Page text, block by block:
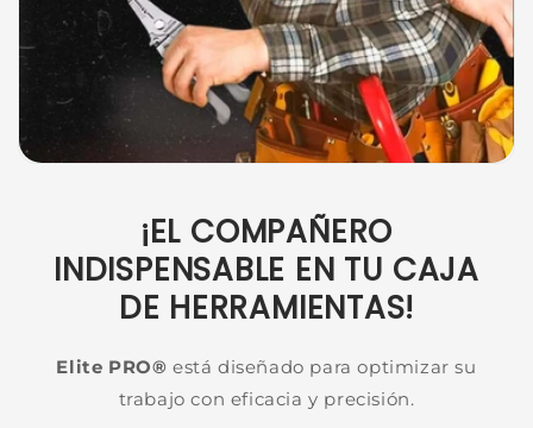
¡EL COMPAÑERO
INDISPENSABLE EN TU CAJA
DE HERRAMIENTAS!
Elite PRO® está diseñado para optimizar su
trabajo con eficacia y precisión.